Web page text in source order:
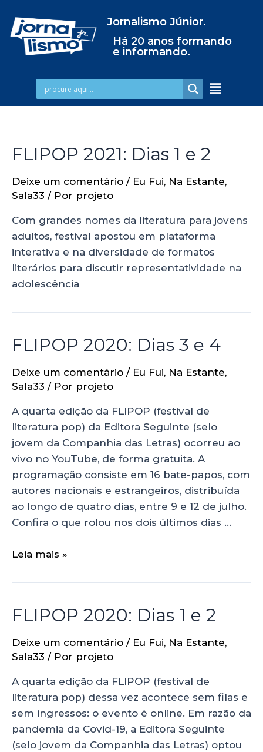
Jornalismo Júnior.
Há 20 anos formando
e informando.
FLIPOP 2021: Dias 1 e 2
Deixe um comentário / Eu Fui, Na Estante,
Sala33 / Por projeto
Com grandes nomes da literatura para jovens
adultos, festival apostou em plataforma
interativa e na diversidade de formatos
literários para discutir representatividade na
adolescência
FLIPOP 2020: Dias 3 e 4
Deixe um comentário / Eu Fui, Na Estante,
Sala33 / Por projeto
A quarta edição da FLIPOP (festival de
literatura pop) da Editora Seguinte (selo
jovem da Companhia das Letras) ocorreu ao
vivo no YouTube, de forma gratuita. A
programação consiste em 16 bate-papos, com
autores nacionais e estrangeiros, distribuída
ao longo de quatro dias, entre 9 e 12 de julho.
Confira o que rolou nos dois últimos dias …
Leia mais »
FLIPOP 2020: Dias 1 e 2
Deixe um comentário / Eu Fui, Na Estante,
Sala33 / Por projeto
A quarta edição da FLIPOP (festival de
literatura pop) dessa vez acontece sem filas e
sem ingressos: o evento é online. Em razão da
pandemia da Covid-19, a Editora Seguinte
(selo jovem da Companhia das Letras) optou